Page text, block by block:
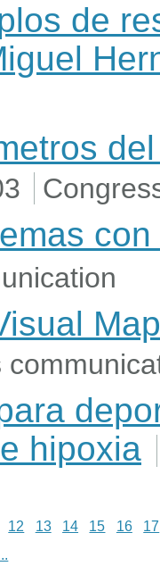
de
hipoxia
12 13 14 15 16
17